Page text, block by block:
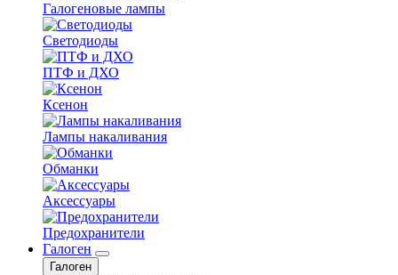
Галогеновые лампы
Светодиоды
ПТФ и ДХО
Ксенон
Лампы накаливания
Обманки
Аксессуары
Предохранители
Галоген
Галоген